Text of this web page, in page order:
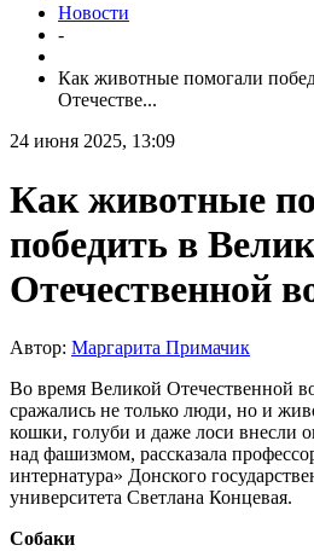
Новости
-
Как животные помогали
Отечестве...
24 июня 2025, 13:09
Как животные
победить в
Отечественной
Автор: Маргарита Примачик
Во время Великой Отечественной
сражались не только люди, но и
кошки, голуби и даже лоси внесли
над фашизмом, рассказала
интернатура» Донского
университета Светлана Концевая.
Собаки